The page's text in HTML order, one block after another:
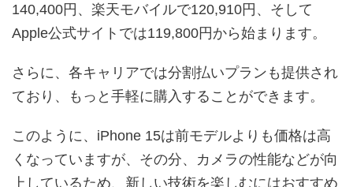
140,400円、楽天モバイルで120,910円、そして
Apple公式サイトでは119,800円から始まります。
さらに、各キャリアでは分割払いプランも提供され
ており、もっと手軽に購入することができます。
このように、iPhone 15は前モデルよりも価格は高
くなっていますが、その分、カメラの性能などが向
上しているため、新しい技術を楽しむにはおすすめ